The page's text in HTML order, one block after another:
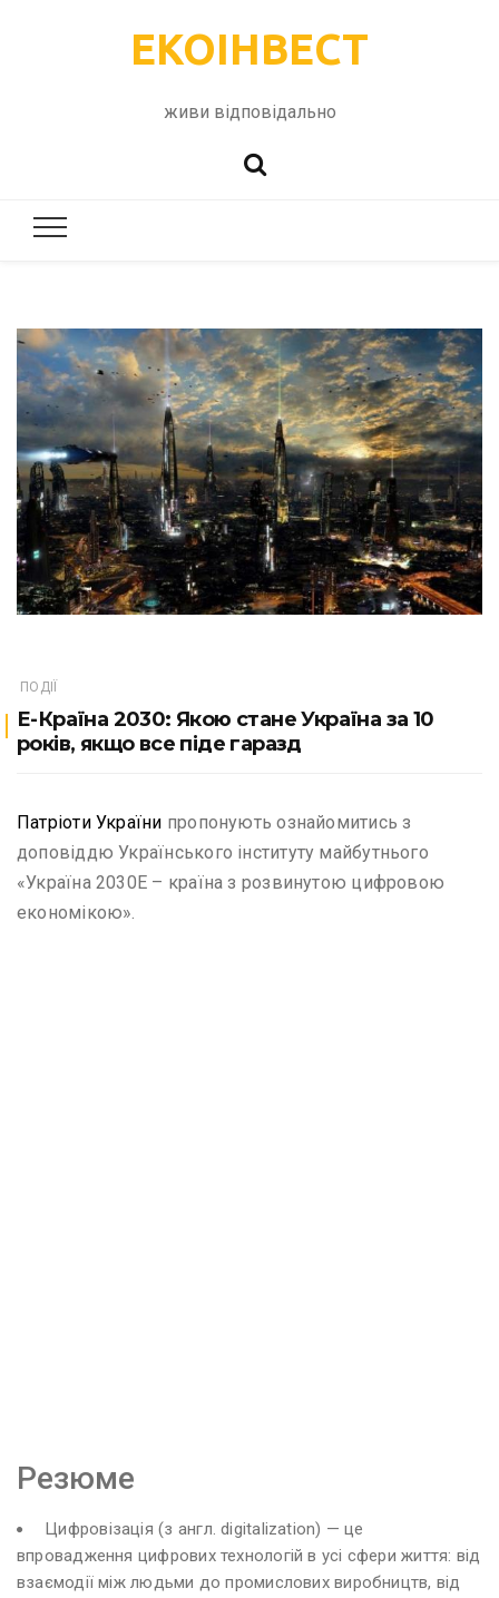
ЕКОІНВЕСТ
живи відповідально
ПОДІЇ
Е-Країна 2030: Якою стане Україна за 10
років, якщо все піде гаразд
Патріоти України пропонують ознайомитись з
доповіддю Українського інституту майбутнього
«Україна 2030Е – країна з розвинутою цифровою
економікою».
Резюме
Цифровізація (з англ. digitalization) — це
впровадження цифрових технологій в усі сфери життя: від
взаємодії між людьми до промислових виробництв, від